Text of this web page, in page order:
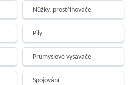
Nůžky, prostřihovače
Pily
Průmyslové vysavače
Spojování